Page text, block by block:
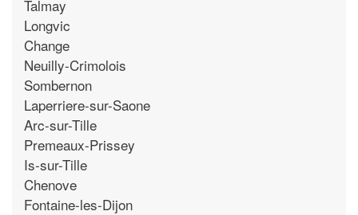
Talmay
Longvic
Change
Neuilly-Crimolois
Sombernon
Laperriere-sur-Saone
Arc-sur-Tille
Premeaux-Prissey
Is-sur-Tille
Chenove
Fontaine-les-Dijon